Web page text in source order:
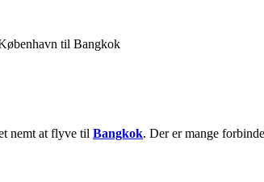
til Bangkok
nemt at flyve til Bangkok. Der er mange